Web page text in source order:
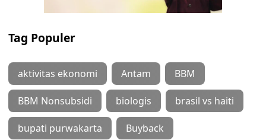
Tag Populer
aktivitas ekonomi Antam BBM
BBM Nonsubsidi biologis brasil vs haiti
bupati purwakarta Buyback